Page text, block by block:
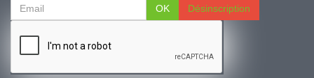
OK Désinscription